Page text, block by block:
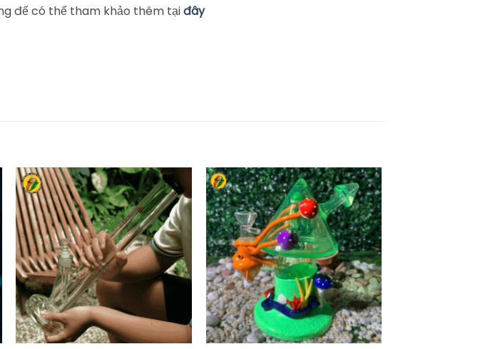
đế có thể tham khảo thêm tạiđây